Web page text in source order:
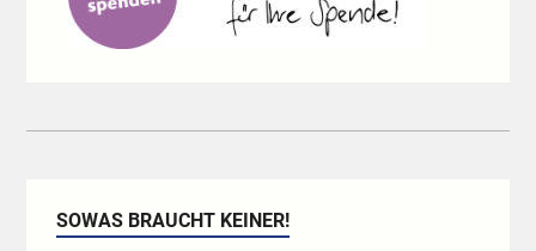
SOWAS BRAUCHT KEINER!